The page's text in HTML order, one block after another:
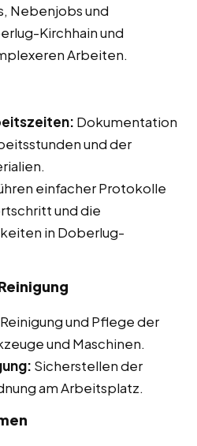
Nebenjobs und
Kirchhain und
Arbeiten.
Dokumentation
und der
einfacher Protokolle
und die
in Doberlug-
Reinigung und Pflege der
und Maschinen.
Sicherstellen der
am Arbeitsplatz.